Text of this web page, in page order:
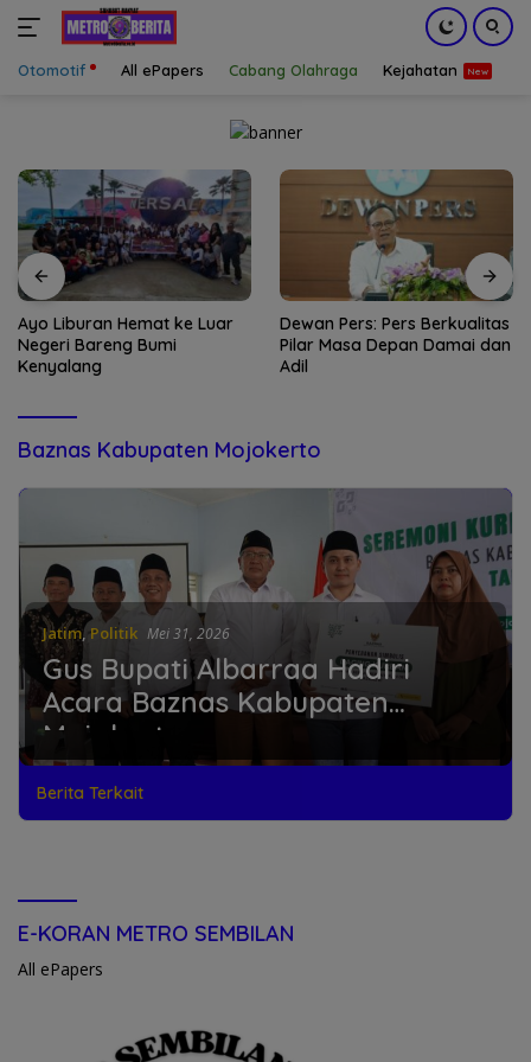
Otomotif All ePapers Cabang Olahraga Kejahatan
Ayo Liburan Hemat ke Luar
Negeri Bareng Bumi
Kenyalang
Dewan Pers: Pers Berkualitas
Pilar Masa Depan Damai dan
Adil
Baznas Kabupaten Mojokerto
Jatim, Politik Mei 31, 2026
Gus Bupati Albarraa Hadiri
Acara Baznas Kabupaten
Mojokerto
Berita Terkait
E-KORAN METRO SEMBILAN
All ePapers